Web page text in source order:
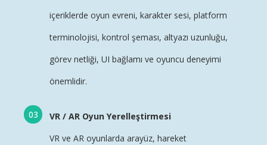
içeriklerde oyun evreni, karakter sesi, platform
terminolojisi, kontrol şeması, altyazı uzunluğu,
görev netliği, UI bağlamı ve oyuncu deneyimi
önemlidir.
VR / AR Oyun Yerelleştirmesi
VR ve AR oyunlarda arayüz, hareket